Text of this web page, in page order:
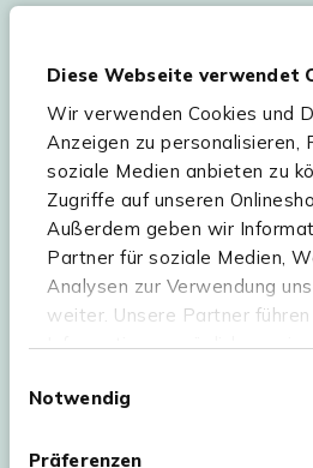
Diese Webseite verwendet
Wir verwenden Cookies und
Anzeigen zu personalisieren,
soziale Medien anbieten zu
Zugriffe auf unseren
Außerdem geben wir
Partner für soziale Medien,
Analysen zur Verwendung
weiter. Unsere Partner
Informationen
haben oder die sie im
Webseite müssen Sie die
Notwendig
Präferenzen
Hilfe & Service
Sortiment
Kees Smit Gartenmöbel
Experience Stores XXL